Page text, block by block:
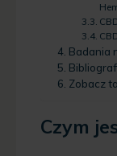
Badania
Zobacz
Czym